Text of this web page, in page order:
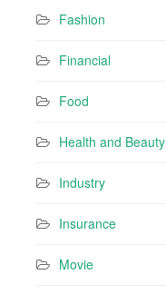
Fashion
Financial
Food
Health and Beauty
Industry
Insurance
Movie